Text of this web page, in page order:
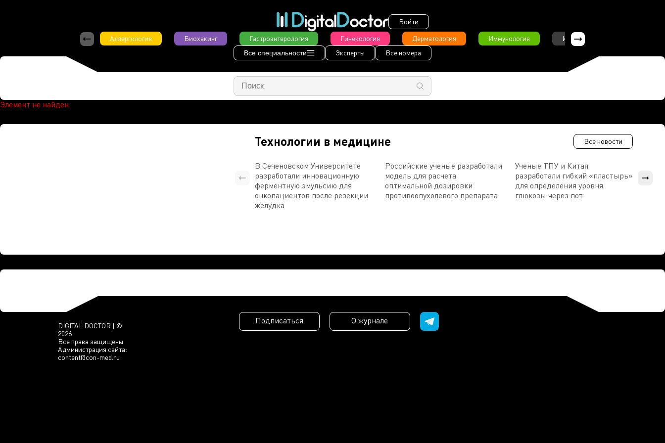
Войти
Аллергология
Биохакинг Гастроэнтерология Гинекология Дерматология Иммунология Интервью
Все специальности Эксперты Все номера
Элемент не найден
Технологии в медицине Все новости
В Сеченовском Университете
разработали инновационную
ферментную эмульсию для
онкопациентов после резекции
желудка
Российские ученые разработали
модель для расчета
оптимальной дозировки
противоопухолевого препарата
Ученые ТПУ и Китая
разработали гибкий «пластырь»
для определения уровня
глюкозы через пот
DIGITAL DOCTOR | ©
2026
Все права защищены
Администрация сайта:
content@con-med.ru
Подписаться О журнале